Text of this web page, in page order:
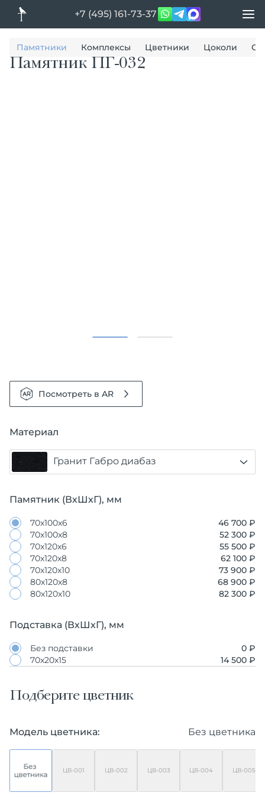
+7 (495) 161-73-37
Памятники Комплексы Цветники Цоколи
Памятник ПГ-032
Посмотреть в AR
Материал
Гранит Габро диабаз
Памятник (ВхШхГ), мм
70х100х6
46 700 ₽
70х100х8
52 300 ₽
70х120х6
55 500 ₽
70х120х8
62 100 ₽
70х120х10
73 900 ₽
80х120х8
68 900 ₽
80х120х10
82 300 ₽
Подставка (ВхШхГ), мм
Без подставки
0 ₽
70х20х15
14 500 ₽
Подберите цветник
Модель цветника: Без цветника
ЦВ-001 ЦВ-002 ЦВ-003 ЦВ-004 ЦВ-005